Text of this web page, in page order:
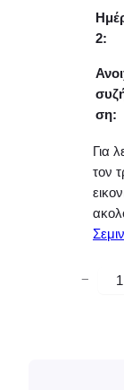
2:
ση:
Για
τον
−